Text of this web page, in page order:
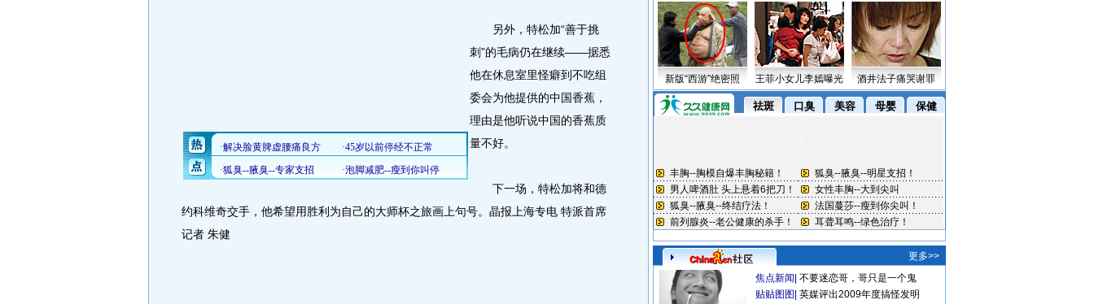
另外，特松加“善于挑
刺”的毛病仍在继续——据悉
他在休息室里怪癖到不吃组
委会为他提供的中国香蕉，
理由是他听说中国的香蕉质
量不好。
下一场，特松加将和德
约科维奇交手，他希望用胜利为自己的大师杯之旅画上句号。晶报上海专电 特派首席
记者 朱健
新版“西游”绝密照 王菲小女儿李嫣曝光 酒井法子痛哭谢罪
更多>>
焦点新闻 不要迷恋哥，哥只是一个鬼
贴贴图图 英媒评出2009年度搞怪发明